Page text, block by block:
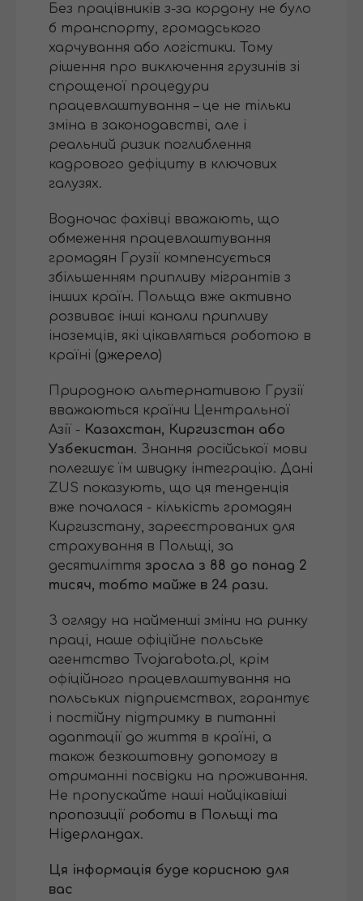
Без працівників з-за кордону не було
б транспорту, громадського
харчування або логістики. Тому
рішення про виключення грузинів зі
спрощеної процедури
працевлаштування – це не тільки
зміна в законодавстві, але і
реальний ризик поглиблення
кадрового дефіциту в ключових
галузях.
Водночас фахівці вважають, що
обмеження працевлаштування
громадян Грузії компенсується
збільшенням припливу мігрантів з
інших країн. Польща вже активно
розвиває інші канали припливу
іноземців, які цікавляться роботою в
країні (джерело)
Природною альтернативою Грузії
вважаються країни Центральної
Азії - Казахстан, Киргизстан або
Узбекистан. Знання російської мови
полегшує їм швидку інтеграцію. Дані
ZUS показують, що ця тенденція
вже почалася - кількість громадян
Киргизстану, зареєстрованих для
страхування в Польщі, за
десятиліття зросла з 88 до понад 2
тисяч, тобто майже в 24 рази.
З огляду на найменші зміни на ринку
праці, наше офіційне польське
агентство Tvojarabota.pl, крім
офіційного працевлаштування на
польських підприємствах, гарантує
і постійну підтримку в питанні
адаптації до життя в країні, а
також безкоштовну допомогу в
отриманні посвідки на проживання.
Не пропускайте наші найцікавіші
пропозиції роботи в Польщі та
Нідерландах.
Ця інформація буде корисною для
вас